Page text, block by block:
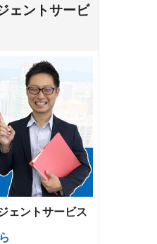
ェントサービ
ェントサービス